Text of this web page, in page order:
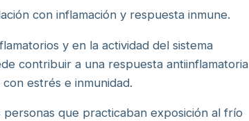
con inflamación y respuesta inmune.
y en la actividad del sistema
contribuir a una respuesta antiinflamatoria
estrés e inmunidad.
que practicaban exposición al frío